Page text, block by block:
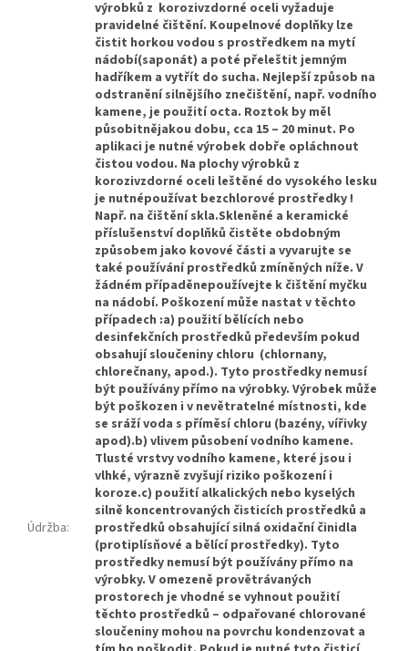
Údržba:
výrobků z korozivzdorné oceli vyžaduje
pravidelné čištění. Koupelnové doplňky lze
čistit horkou vodou s prostředkem na mytí
nádobí(saponát) a poté přeleštit jemným
hadříkem a vytřít do sucha. Nejlepší způsob na
odstranění silnějšího znečištění, např. vodního
kamene, je použití octa. Roztok by měl
působitnějakou dobu, cca 15 – 20 minut. Po
aplikaci je nutné výrobek dobře opláchnout
čistou vodou. Na plochy výrobků z
korozivzdorné oceli leštěné do vysokého lesku
je nutnépoužívat bezchlorové prostředky !
Např. na čištění skla.Skleněné a keramické
příslušenství doplňků čistěte obdobným
způsobem jako kovové části a vyvarujte se
také používání prostředků zmíněných níže. V
žádném případěnepoužívejte k čištění myčku
na nádobí. Poškození může nastat v těchto
případech :a) použití bělících nebo
desinfekčních prostředků především pokud
obsahují sloučeniny chloru (chlornany,
chlorečnany, apod.). Tyto prostředky nemusí
být používány přímo na výrobky. Výrobek může
být poškozen i v nevětratelné místnosti, kde
se sráží voda s příměsí chloru (bazény, vířivky
apod).b) vlivem působení vodního kamene.
Tlusté vrstvy vodního kamene, které jsou i
vlhké, výrazně zvyšují riziko poškození i
koroze.c) použití alkalických nebo kyselých
silně koncentrovaných čisticích prostředků a
prostředků obsahující silná oxidační činidla
(protiplísňové a bělící prostředky). Tyto
prostředky nemusí být používány přímo na
výrobky. V omezeně provětrávaných
prostorech je vhodné se vyhnout použití
těchto prostředků – odpařované chlorované
sloučeniny mohou na povrchu kondenzovat a